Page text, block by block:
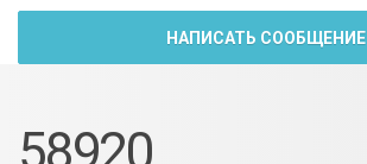
НАПИСАТЬ СООБЩЕНИЕ